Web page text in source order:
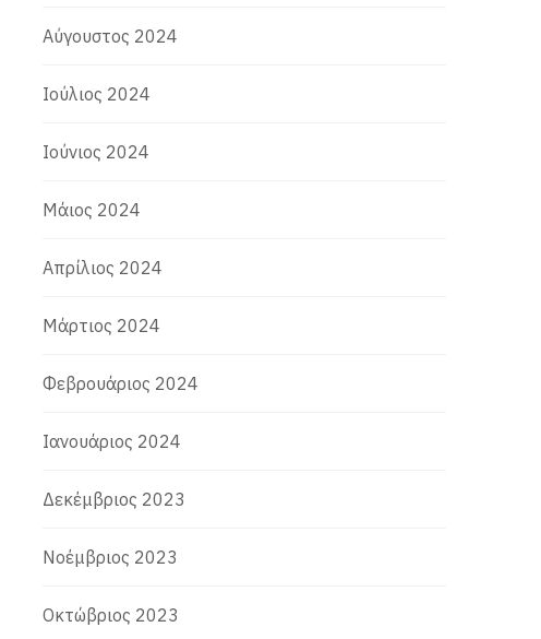
Αύγουστος 2024
Ιούλιος 2024
Ιούνιος 2024
Μάιος 2024
Απρίλιος 2024
Μάρτιος 2024
Φεβρουάριος 2024
Ιανουάριος 2024
Δεκέμβριος 2023
Νοέμβριος 2023
Οκτώβριος 2023